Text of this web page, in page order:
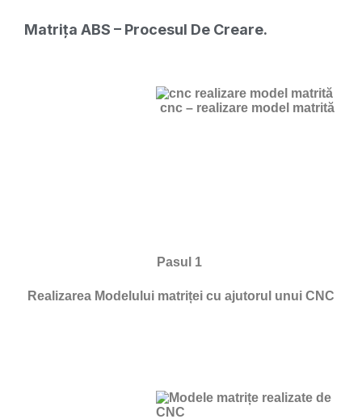
Matrița ABS – Procesul De Creare.
cnc – realizare model matrită
Pasul 1
Realizarea Modelului matriței cu ajutorul unui CNC